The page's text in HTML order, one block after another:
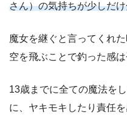
さん）の気持ちが少しだ
魔女を継ぐと言ってくれ
空を飛ぶことで釣った感は
13歳までに全ての魔法を
に、ヤキモキしたり責任